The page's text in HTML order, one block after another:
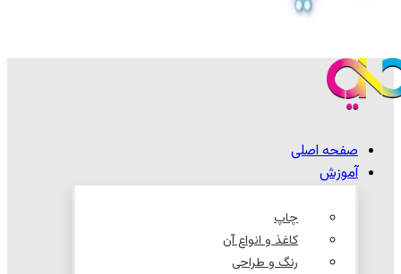
صفحه اصلی
آموزش
چاپ
کاغذ و انواع آن
رنگ و طراحی